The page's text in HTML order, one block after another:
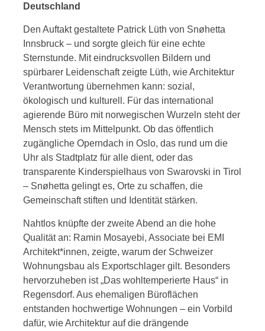
Deutschland
Den Auftakt gestaltete Patrick Lüth von Snøhetta
Innsbruck – und sorgte gleich für eine echte
Sternstunde. Mit eindrucksvollen Bildern und
spürbarer Leidenschaft zeigte Lüth, wie Architektur
Verantwortung übernehmen kann: sozial,
ökologisch und kulturell. Für das international
agierende Büro mit norwegischen Wurzeln steht der
Mensch stets im Mittelpunkt. Ob das öffentlich
zugängliche Operndach in Oslo, das rund um die
Uhr als Stadtplatz für alle dient, oder das
transparente Kinderspielhaus von Swarovski in Tirol
– Snøhetta gelingt es, Orte zu schaffen, die
Gemeinschaft stiften und Identität stärken.
Nahtlos knüpfte der zweite Abend an die hohe
Qualität an: Ramin Mosayebi, Associate bei EMI
Architekt*innen, zeigte, warum der Schweizer
Wohnungsbau als Exportschlager gilt. Besonders
hervorzuheben ist „Das wohltemperierte Haus“ in
Regensdorf. Aus ehemaligen Büroflächen
entstanden hochwertige Wohnungen – ein Vorbild
dafür, wie Architektur auf die drängende